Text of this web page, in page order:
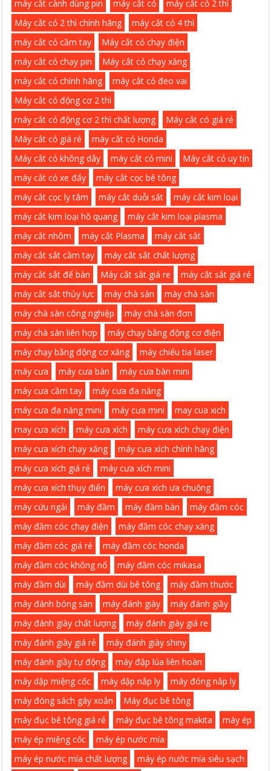
máy cắt cành dùng pin máy cắt cỏ
máy cắt cỏ 2 thì
Máy cắt cỏ 2 thì chính hãng
máy cắt cỏ 4 thì
máy cắt cỏ cầm tay
Máy cắt cỏ chạy điện
máy cắt cỏ chạy pin
Máy cắt cỏ chạy xăng
máy cắt cỏ chính hãng
máy cắt cỏ đeo vai
Máy cắt cỏ động cơ 2 thì
máy cắt cỏ động cơ 2 thì chất lượng
Máy cắt có giá rẻ
Máy cắt cỏ giá rẻ
máy cắt cỏ Honda
Máy cắt cỏ không dây
máy cắt cỏ mini
Máy cắt cỏ uy tín
máy cắt cỏ xe đẩy
máy cắt cọc bê tông
máy cắt cọc ly tâm
máy cắt duỗi sắt
máy cắt kim loại
máy cắt kim loại hồ quang
máy cắt kim loại plasma
máy cắt nhôm
máy cắt Plasma
máy cắt sắt
máy cắt sắt cầm tay
máy cắt sắt chất lượng
máy cắt sắt để bàn
Máy cắt sắt giá re
máy cắt sắt giá rẻ
máy cắt sắt thủy lực
máy chà sàn
mày chà sàn
máy chà sàn công nghiệp
máy chà sàn đơn
máy chà sàn liên hợp
máy chạy bằng động cơ điện
máy chạy bằng động cơ xăng
máy chiếu tia laser
máy cưa
máy cưa bàn
máy cưa bàn mini
máy cưa cầm tay
máy cưa đa năng
máy cưa đa năng mini
máy cưa mini
may cua xich
may cưa xích
máy cưa xích
máy cưa xích chạy điện
máy cưa xích chạy xăng
máy cưa xích chính hãng
máy cưa xích giá rẻ
máy cưa xích mini
máy cưa xích thụy điển
máy cưa xích ưa chuộng
máy cứu ngải
máy đầm máy đầm bàn
máy đầm cóc
máy đầm cóc chạy điện
máy đầm cóc chạy xăng
máy đầm cóc giá rẻ
máy đầm cóc honda
máy đầm cóc không nổ
máy đầm cóc mikasa
máy đầm dùi
máy đầm dùi bê tông
máy đầm thước
máy đánh bóng sàn
máy đánh giày
máy đánh giầy
máy đánh giày chất lượng
máy đánh giày giá re
máy đánh giày giá rẻ
máy đánh giày shiny
máy đánh giầy tự động
máy đập lúa liên hoàn
máy dập miệng cốc
máy dập nắp ly
máy đóng nắp ly
máy đóng sách gáy xoắn
Máy đục bê tông
máy đục bê tông giá rẻ
máy đục bê tông makita
máy ép
máy ép miệng cốc
máy ép nước mía
máy ép nước mía chất lượng
máy ép nước mía siêu sạch